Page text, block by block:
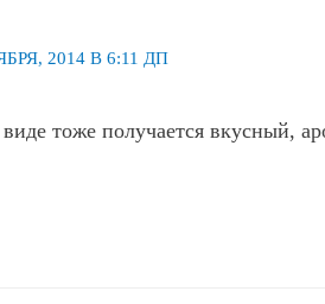
2014 В 6:11 ДП
тоже получается вкусный,